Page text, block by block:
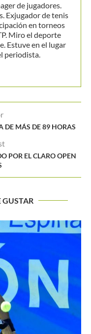
de jugadores.
Exjugador de tenis
en torneos
Miro el deporte
Estuve en el lugar
periodista.
DE MÁS DE 89 HORAS
POR EL CLARO OPEN
GUSTAR